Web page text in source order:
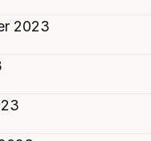
2023